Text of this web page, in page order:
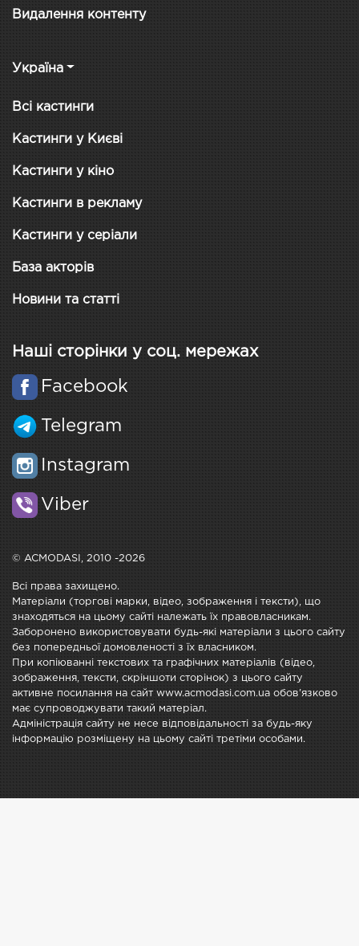
Видалення контенту
Україна
Всі кастинги
Кастинги у Києві
Кастинги у кіно
Кастинги в рекламу
Кастинги у серіали
База акторів
Новини та статті
Наші сторінки у соц. мережах
Facebook
Telegram
Instagram
Viber
© ACMODASI, 2010 -2026
Всі права захищено.
Матеріали (торгові марки, відео, зображення і тексти), що
знаходяться на цьому сайті належать їх правовласникам.
Заборонено використовувати будь-які матеріали з цього сайту
без попередньої домовленості з їх власником.
При копіюванні текстових та графічних матеріалів (відео,
зображення, тексти, скріншоти сторінок) з цього сайту
активне посилання на сайт www.acmodasi.com.ua обов'язково
має супроводжувати такий матеріал.
Адміністрація сайту не несе відповідальності за будь-яку
інформацію розміщену на цьому сайті третіми особами.